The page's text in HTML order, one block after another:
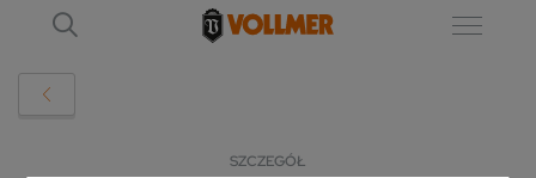
SZCZEGÓŁ